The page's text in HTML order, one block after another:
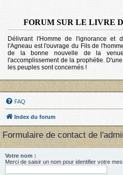
FORUM SUR LE LIVRE
Délivrant l'Homme de l'ignorance et
l'Agneau est l'ouvrage du Fils de
de la bonne nouvelle de la
l'accomplissement de la prophétie.
les peuples sont concernés !
FAQ
Index du forum
Formulaire de contact de
Votre nom :
Merci de saisir un nom pour identifier votre